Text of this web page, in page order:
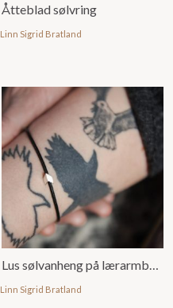
Åtteblad sølvring
Linn Sigrid Bratland
Lus sølvanheng på lærarmbånd
Linn Sigrid Bratland